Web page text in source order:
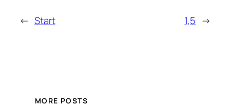
← Start 1,5 →
MORE POSTS